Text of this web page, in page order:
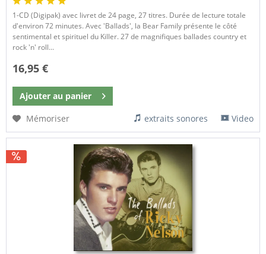
1-CD (Digipak) avec livret de 24 page, 27 titres. Durée de lecture totale
d'environ 72 minutes. Avec 'Ballads', la Bear Family présente le côté
sentimental et spirituel du Killer. 27 de magnifiques ballades country et
rock 'n' roll...
16,95 €
Ajouter au panier
Mémoriser
extraits sonores Video